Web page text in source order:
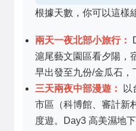
根據天數，你可以這樣
兩天一夜北部小旅行：
滬尾藝文園區看夕陽，
早出發至九份/金瓜石，
三天兩夜中部漫遊：
以
市區（科博館、審計新
度遊。Day3 高美濕地